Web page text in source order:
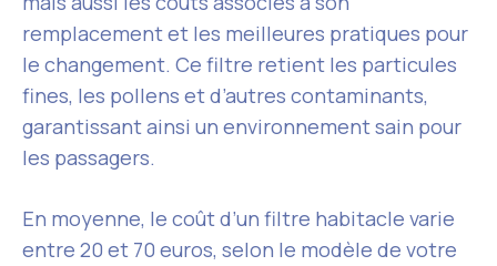
remplacement et les meilleures pratiques pour
le changement. Ce filtre retient les particules
fines, les pollens et d’autres contaminants,
garantissant ainsi un environnement sain pour
les passagers.
En moyenne, le coût d’un filtre habitacle varie
entre 20 et 70 euros, selon le modèle de votre